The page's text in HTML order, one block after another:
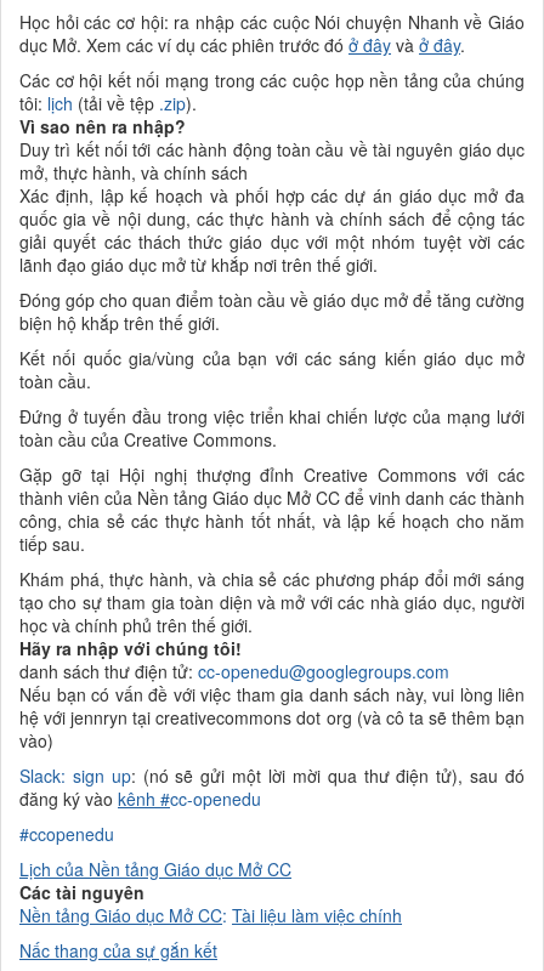
Học hỏi các cơ hội: ra nhập các cuộc Nói chuyện Nhanh về Giáo
dục Mở. Xem các ví dụ các phiên trước đó ở đây và ở đây.
Các cơ hội kết nối mạng trong các cuộc họp nền tảng của chúng
tôi: lịch (tải về tệp .zip).
Vì sao nên ra nhập?
Duy trì kết nối tới các hành động toàn cầu về tài nguyên giáo dục
mở, thực hành, và chính sách
Xác định, lập kế hoạch và phối hợp các dự án giáo dục mở đa
quốc gia về nội dung, các thực hành và chính sách để cộng tác
giải quyết các thách thức giáo dục với một nhóm tuyệt vời các
lãnh đạo giáo dục mở từ khắp nơi trên thế giới.
Đóng góp cho quan điểm toàn cầu về giáo dục mở để tăng cường
biện hộ khắp trên thế giới.
Kết nối quốc gia/vùng của bạn với các sáng kiến giáo dục mở
toàn cầu.
Đứng ở tuyến đầu trong việc triển khai chiến lược của mạng lưới
toàn cầu của Creative Commons.
Gặp gỡ tại Hội nghị thượng đỉnh Creative Commons với các
thành viên của Nền tảng Giáo dục Mở CC để vinh danh các thành
công, chia sẻ các thực hành tốt nhất, và lập kế hoạch cho năm
tiếp sau.
Khám phá, thực hành, và chia sẻ các phương pháp đổi mới sáng
tạo cho sự tham gia toàn diện và mở với các nhà giáo dục, người
học và chính phủ trên thế giới.
Hãy ra nhập với chúng tôi!
danh sách thư điện tử: cc-openedu@googlegroups.com
Nếu bạn có vấn đề với việc tham gia danh sách này, vui lòng liên
hệ với jennryn tại creativecommons dot org (và cô ta sẽ thêm bạn
vào)
Slack: sign up: (nó sẽ gửi một lời mời qua thư điện tử), sau đó
đăng ký vào kênh #cc-openedu
#ccopenedu
Lịch của Nền tảng Giáo dục Mở CC
Các tài nguyên
Nền tảng Giáo dục Mở CC: Tài liệu làm việc chính
Nấc thang của sự gắn kết